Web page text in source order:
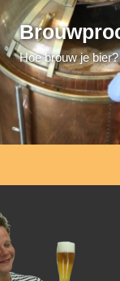
Hoe brouw je bier?